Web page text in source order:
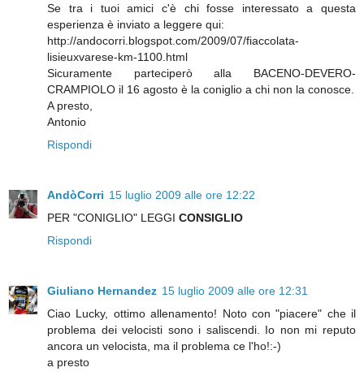
Se tra i tuoi amici c'è chi fosse interessato a questa
esperienza è inviato a leggere qui:
http://andocorri.blogspot.com/2009/07/fiaccolata-
lisieuxvarese-km-1100.html
Sicuramente parteciperò alla BACENO-DEVERO-
CRAMPIOLO il 16 agosto è la coniglio a chi non la conosce.
A presto,
Antonio
Rispondi
AndòCorri 15 luglio 2009 alle ore 12:22
PER "CONIGLIO" LEGGI CONSIGLIO
Rispondi
Giuliano Hernandez 15 luglio 2009 alle ore 12:31
Ciao Lucky, ottimo allenamento! Noto con "piacere" che il
problema dei velocisti sono i saliscendi. Io non mi reputo
ancora un velocista, ma il problema ce l'ho!:-)
a presto